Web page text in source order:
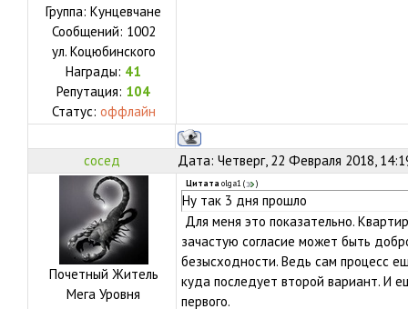
Группа: Кунцевчане
Сообщений: 1002
ул. Коцюбинского
Награды: 41
Репутация: 104
Статус: оффлайн
сосед Дата: Четверг, 22 Февраля 2018,
Почетный Житель
Мега Уровня
Цитата olga1( )
Ну так 3 дня прошло
Для меня это показательно.
зачастую согласие может быть
безысходности. Ведь сам процесс
куда последует второй вариант. И
первого.